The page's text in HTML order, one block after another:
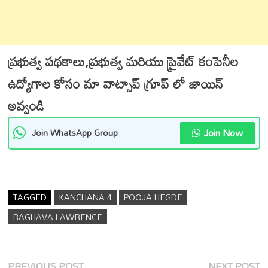
ప్రభుత్వ పథకాలు,ప్రభుత్వ మరియు ప్రైవేట్ కంపెనీల
ఉద్యోగాల కోసం మా వాట్సాప్ గ్రూప్ లో జాయిన్
అవ్వండి
Join WhatsApp Group Join Now
TAGGED KANCHANA 4
POOJA HEGDE
RAGHAVA LAWRENCE